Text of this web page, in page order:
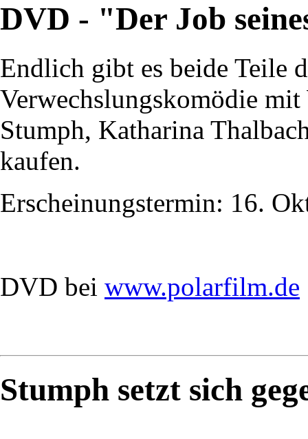
DVD - "Der Job
Endlich gibt es beide Teile
Verwechslungskomödie
Stumph, Katharina
kaufen.
Erscheinungstermin: 16.
DVD bei www.polarfilm.de
Stumph setzt sich